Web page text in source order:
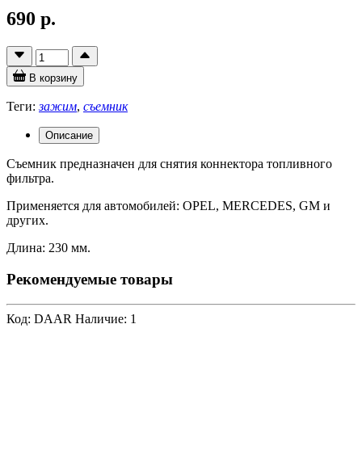
690 р.
В корзину
Теги:зажим, съемник
Описание
Съемник предназначен для снятия коннектора топливного
фильтра.
Применяется для автомобилей: OPEL, MERCEDES, GM и
других.
Длина: 230 мм.
Рекомендуемые товары
Код: DAAR Наличие: 1